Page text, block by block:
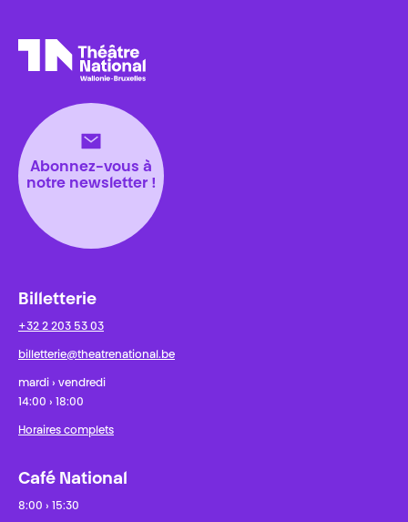
Abonnez-vous à
notre newsletter !
Billetterie
+32 2 203 53 03
billetterie@theatrenational.be
mardi › vendredi
14:00 › 18:00
Horaires complets
Café National
8:00 › 15:30